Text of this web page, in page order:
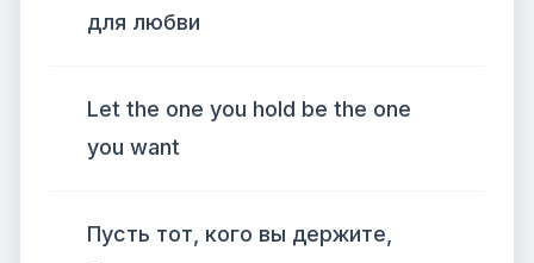
для любви
Let the one you hold be the one
you want
Пусть тот, кого вы держите,